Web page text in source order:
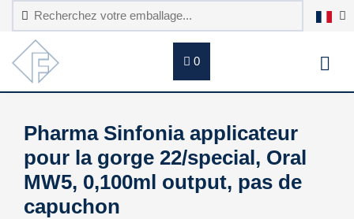
0
Pharma Sinfonia applicateur
pour la gorge 22/special, Oral
MW5, 0,100ml output, pas de
capuchon